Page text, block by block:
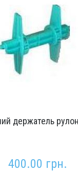
держатель
400.00 грн.